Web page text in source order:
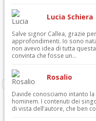
Lucia Schiera
Salve signor Callea, grazie
approfondimenti. Io sono
non avevo idea di tutta
convinta che fosse un...
Rosalio
Davide conosciamo intanto
hominem. I contenuti dei
di vista dell’autore, che ben